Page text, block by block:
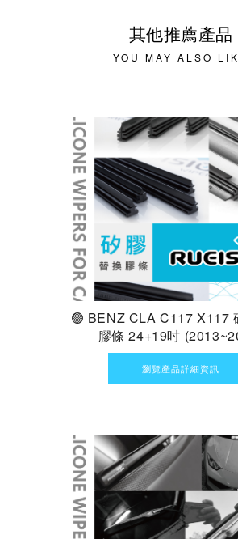
其他推薦產品
YOU MAY ALSO
🟢 BENZ CLA C117 X117
膠條 24+19吋
瀏覽產品詳細資訊